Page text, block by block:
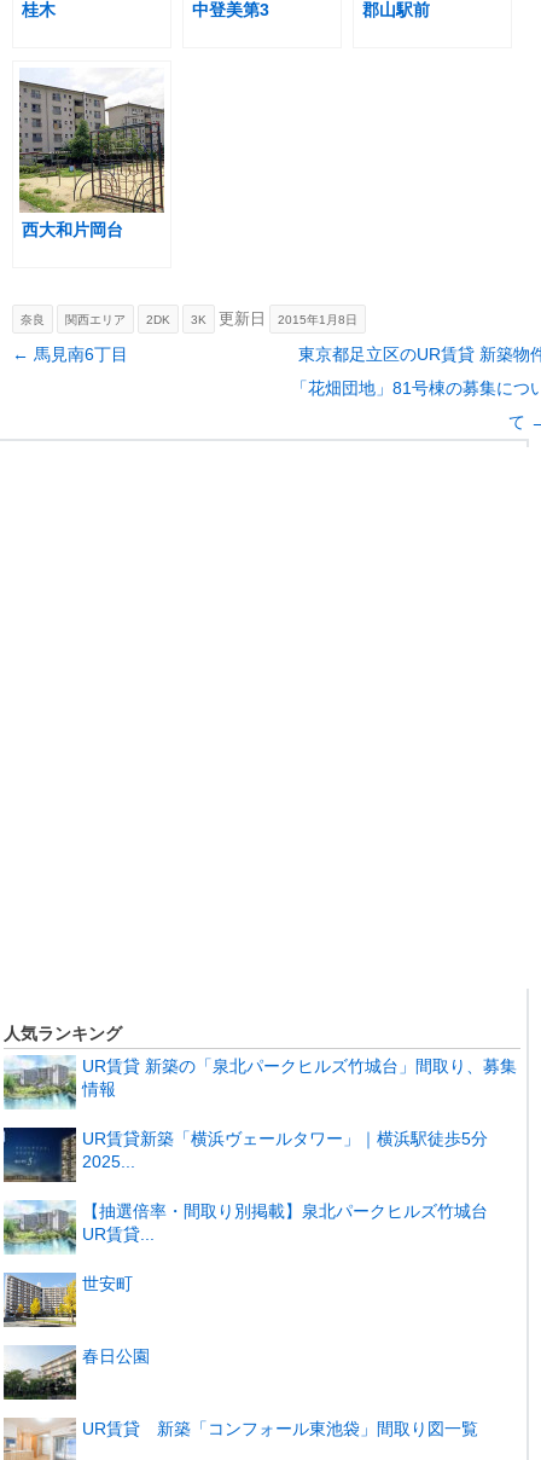
桂木 中登美第3 郡山駅前
西大和片岡台
奈良 関西エリア 2DK 3K 更新日 2015年1月8日
Post navigation
← 馬見南6丁目
東京都足立区のUR賃貸 新築物
「花畑団地」81号棟の募集につ
て
人気ランキング
UR賃貸 新築の「泉北パークヒルズ竹城台」間取り、募集
情報
UR賃貸新築「横浜ヴェールタワー」｜横浜駅徒歩5分
2025...
【抽選倍率・間取り別掲載】泉北パークヒルズ竹城台
UR賃貸...
世安町
春日公園
UR賃貸 新築「コンフォール東池袋」間取り図一覧